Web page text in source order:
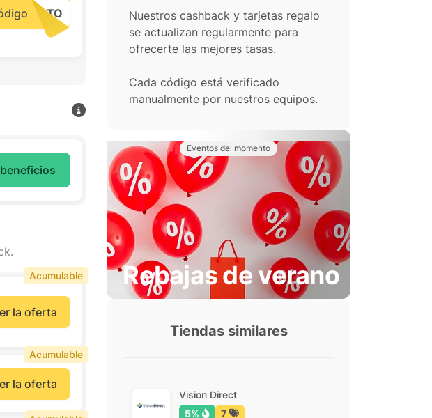
la oferta
Acumulable
la oferta
Acumulable
Nuestros cashback y tarjetas regalo
se actualizan regularmente para
ofrecerte las mejores tasas.
Cada código está verificado
manualmente por nuestros equipos.
Eventos del momento
Rebajas de verano
Tiendas similares
Vision Direct
5%
7